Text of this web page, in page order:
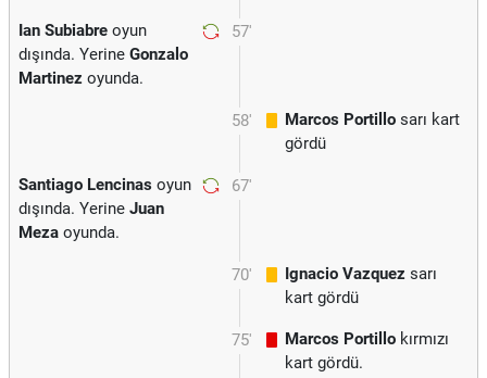
57'
Ian Subiabre oyun
dışında. Yerine Gonzalo
Martinez oyunda.
58' Marcos Portillo sarı kart
gördü
67'
Santiago Lencinas oyun
dışında. Yerine Juan
Meza oyunda.
70' Ignacio Vazquez sarı
kart gördü
75' Marcos Portillo kırmızı
kart gördü.